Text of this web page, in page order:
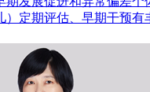
）定期评估、早期干预有